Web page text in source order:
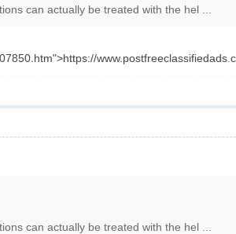
can actually be treated with the hel ...
can actually be treated with the hel ...